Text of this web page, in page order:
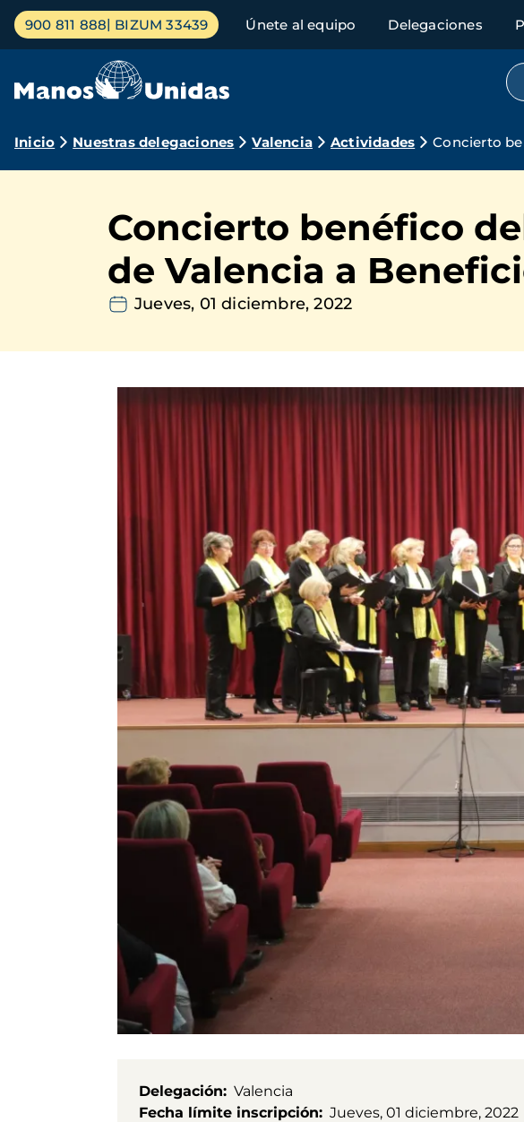
Pasar
contenido
Menú
principal
900 811 888 BIZUM 33439 Únete al equipo Delegaciones
Ruta
navegación
Inicio Nuestras delegaciones Valencia Actividades Concierto
Concierto benéfico
de Valencia a
Jueves, 01 diciembre, 2022
Delegación
Valencia
Fecha límite inscripción
Jueves, 01 diciembre, 2022